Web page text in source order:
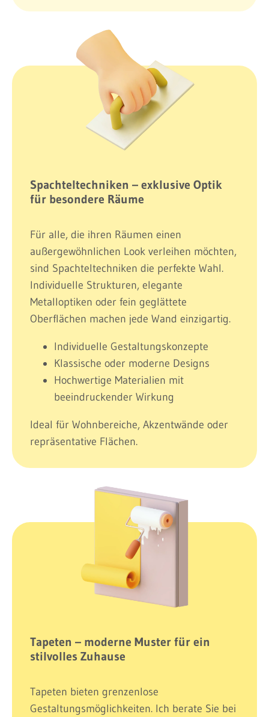
Spachteltechniken – exklusive Optik
für besondere Räume
Für alle, die ihren Räumen einen
außergewöhnlichen Look verleihen möchten,
sind Spachteltechniken die perfekte Wahl.
Individuelle Strukturen, elegante
Metalloptiken oder fein geglättete
Oberflächen machen jede Wand einzigartig.
Individuelle Gestaltungskonzepte
Klassische oder moderne Designs
Hochwertige Materialien mit
beeindruckender Wirkung
Ideal für Wohnbereiche, Akzentwände oder
repräsentative Flächen.
Tapeten – moderne Muster für ein
stilvolles Zuhause
Tapeten bieten grenzenlose
Gestaltungsmöglichkeiten. Ich berate Sie bei